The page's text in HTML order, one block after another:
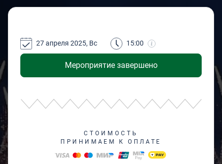
Мероприятие завершено
27 апреля 2025, Вс 15:00
СТОИМОСТЬ
ПРИНИМАЕМ К ОПЛАТЕ